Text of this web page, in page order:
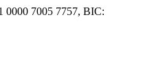
0000 7005 7757, BIC: